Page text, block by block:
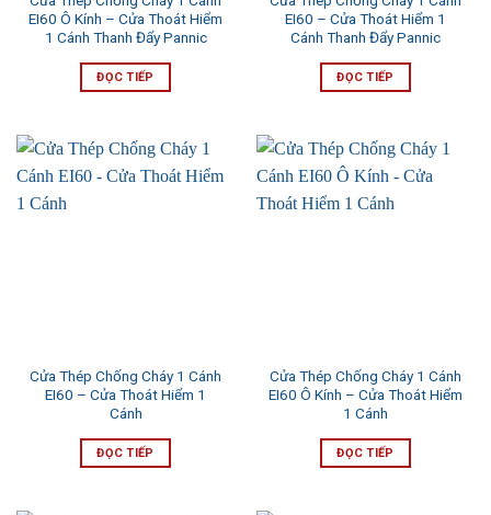
EI60 Ô Kính – Cửa Thoát Hiểm
1 Cánh Thanh Đẩy Pannic
ĐỌC TIẾP
EI60 – Cửa Thoát Hiểm 1
Cánh Thanh Đẩy Pannic
ĐỌC TIẾP
Cửa Thép Chống Cháy 1 Cánh
EI60 – Cửa Thoát Hiểm 1
Cánh
ĐỌC TIẾP
Cửa Thép Chống Cháy 1 Cánh
EI60 Ô Kính – Cửa Thoát Hiểm
1 Cánh
ĐỌC TIẾP